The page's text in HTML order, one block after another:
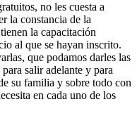
no les cuesta a
la constancia de la
la capacitación
al que se hayan inscrito.
que podamos darles las
salir adelante y para
su familia y sobre todo con
en cada uno de los